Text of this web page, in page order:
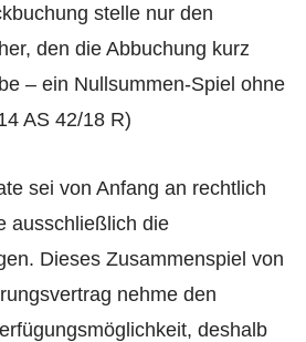
stelle nur den
den die Abbuchung kurz
– ein Nullsummen-Spiel ohne
AS 42/18 R)
sei von Anfang an rechtlich
ausschließlich die
Dieses Zusammenspiel von
nehme den
deshalb